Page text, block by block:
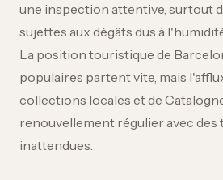
une inspection attentive, surtout
sujettes aux dégâts dus à
La position touristique de
populaires partent vite, mais
collections locales et de
renouvellement régulier avec des
inattendues.